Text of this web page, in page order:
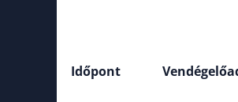
Időpont